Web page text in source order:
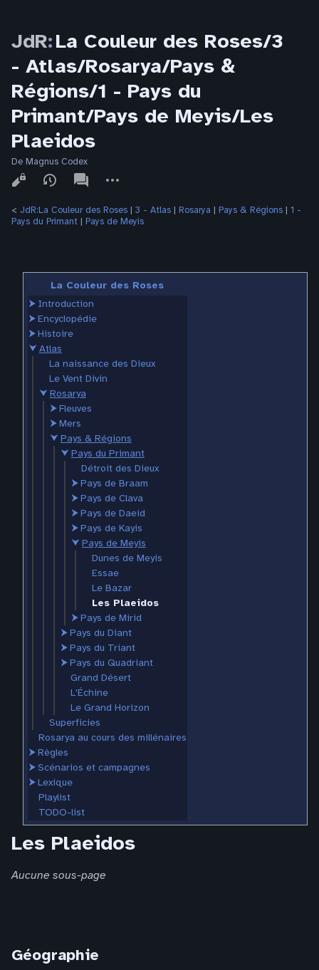
JdR:La Couleur des Roses/3
- Atlas/Rosarya/Pays &
Régions/1 - Pays du
Primant/Pays de Meyis/Les
Plaeidos
De Magnus Codex
Affichages
associated-
pages
actions
< JdR:La Couleur des Roses ‎ | 3 - Atlas ‎ | Rosarya ‎ | Pays & Régions ‎ | 1 -
Pays du Primant ‎ | Pays de Meyis
La Couleur des Roses
⮞ Introduction
⮞Encyclopédie
⮞Histoire
⮟ Atlas
La naissance des Dieux
Le Vent Divin
⮟ Rosarya
⮞Fleuves
⮞Mers
⮟ Pays & Régions
⮟ Pays du Primant
Détroit des Dieux
⮞Pays de Braam
⮞Pays de Clava
⮞Pays de Daeid
⮞Pays de Kayis
⮟ Pays de Meyis
Dunes de Meyis
Essae
Le Bazar
Les Plaeidos
⮞Pays de Mirid
⮞Pays du Diant
⮞Pays du Triant
⮞Pays du Quadriant
Grand Désert
L'Échine
Le Grand Horizon
Superficies
Rosarya au cours des millénaires
⮞Règles
⮞Scénarios et campagnes
⮞Lexique
Playlist
TODO-list
Les Plaeidos
Aucune sous-page
Géographie